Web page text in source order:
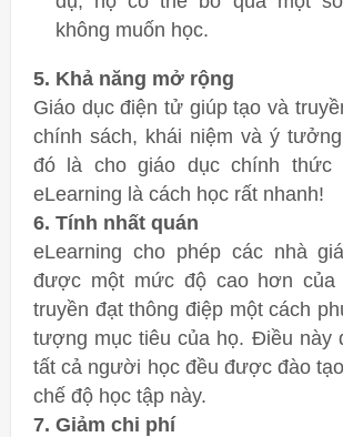
không muốn học.
5. Khả năng mở rộng
Giáo dục điện tử giúp tạo và
chính sách, khái niệm và ý
đó là cho giáo dục chính thức
eLearning là cách học rất nhanh!
6. Tính nhất quán
eLearning cho phép các nhà
được một mức độ cao hơn của
truyền đạt thông điệp một cách
tượng mục tiêu của họ. Điều này
tất cả người học đều được đào
chế độ học tập này.
7. Giảm chi phí